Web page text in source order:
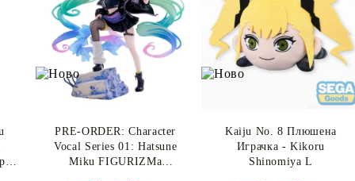
PRE-ORDER: Character
Vocal Series 01: Hatsune
Miku FIGURIZMa
Kaiju No. 8 Плюшена
Играчка - Kikoru
Shinomiya L